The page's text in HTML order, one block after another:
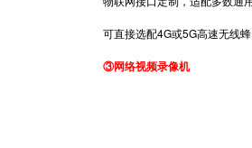
可直接选配4G或5G高速无线蜂
③网络视频录像机